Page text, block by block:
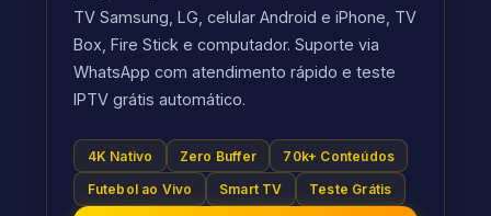
TV Samsung, LG, celular Android e iPhone, TV
Box, Fire Stick e computador. Suporte via
WhatsApp com atendimento rápido e teste
IPTV grátis automático.
4K Nativo Zero Buffer 70k+ Conteúdos
Futebol ao Vivo Smart TV Teste Grátis